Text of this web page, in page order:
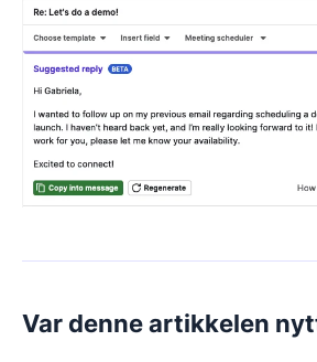
Var denne artikkelen